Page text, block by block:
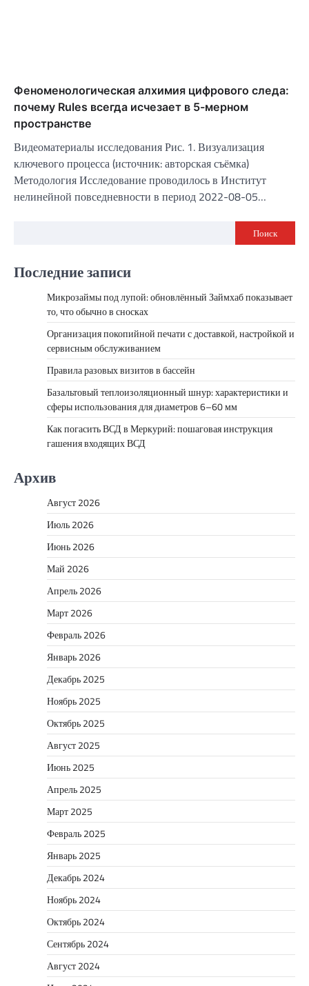
Феноменологическая алхимия цифрового следа:
почему Rules всегда исчезает в 5-мерном
пространстве
Видеоматериалы исследования Рис. 1. Визуализация
ключевого процесса (источник: авторская съёмка)
Методология Исследование проводилось в Институт
нелинейной повседневности в период 2022-08-05…
Поиск
Последние записи
Микрозаймы под лупой: обновлённый Займхаб показывает
то, что обычно в сносках
Организация покопийной печати с доставкой, настройкой и
сервисным обслуживанием
Правила разовых визитов в бассейн
Базальтовый теплоизоляционный шнур: характеристики и
сферы использования для диаметров 6–60 мм
Как погасить ВСД в Меркурий: пошаговая инструкция
гашения входящих ВСД
Архив
Август 2026
Июль 2026
Июнь 2026
Май 2026
Апрель 2026
Март 2026
Февраль 2026
Январь 2026
Декабрь 2025
Ноябрь 2025
Октябрь 2025
Август 2025
Июнь 2025
Апрель 2025
Март 2025
Февраль 2025
Январь 2025
Декабрь 2024
Ноябрь 2024
Октябрь 2024
Сентябрь 2024
Август 2024